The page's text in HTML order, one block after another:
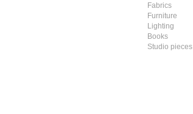
Fabrics
Furniture
Lighting
Books
Studio pieces